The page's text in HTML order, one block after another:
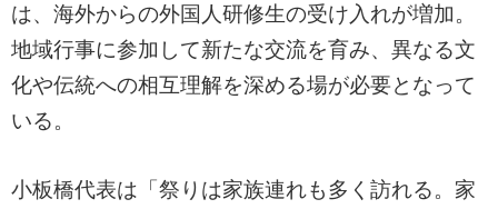
は、海外からの外国人研修生の受け入れが増加。
地域行事に参加して新たな交流を育み、異なる文
化や伝統への相互理解を深める場が必要となって
いる。
小板橋代表は「祭りは家族連れも多く訪れる。家